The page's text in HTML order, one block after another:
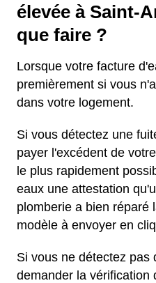
élevée à Saint-
que faire ?
Lorsque votre facture
premièrement si vous
dans votre logement.
Si vous détectez une
payer l'excédent de
le plus rapidement
eaux une attestation
plomberie a bien réparé
modèle à envoyer en
Si vous ne détectez pas
demander la vérification